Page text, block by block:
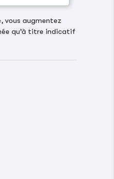
vous augmentez
qu’à titre indicatif